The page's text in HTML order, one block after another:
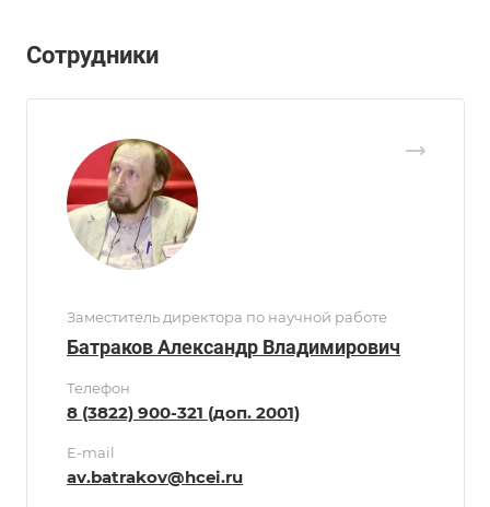
Сотрудники
Заместитель директора по научной работе
Батраков Александр Владимирович
Телефон
8 (3822) 900-321 (доп. 2001)
E-mail
av.batrakov@hcei.ru